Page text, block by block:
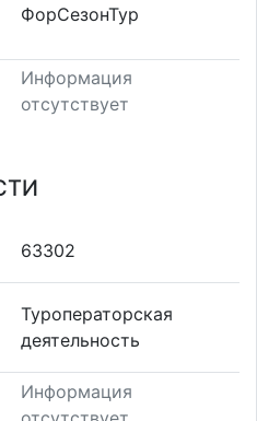
ФорСезонТур
Информация
отсутствует
63302
Туроператорская
деятельность
Информация